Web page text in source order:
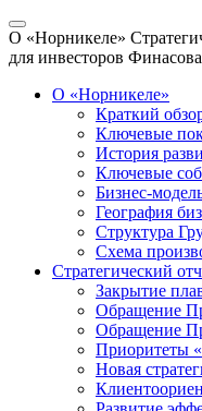
О «Норникеле»
для инвесторов
О «Норникеле»
Краткий
Ключевые
История
Ключевые
Бизнес-
География
Структура
Схема
Стратегический
Закрытие
Обращение
Обращение
Приоритеты
Новая